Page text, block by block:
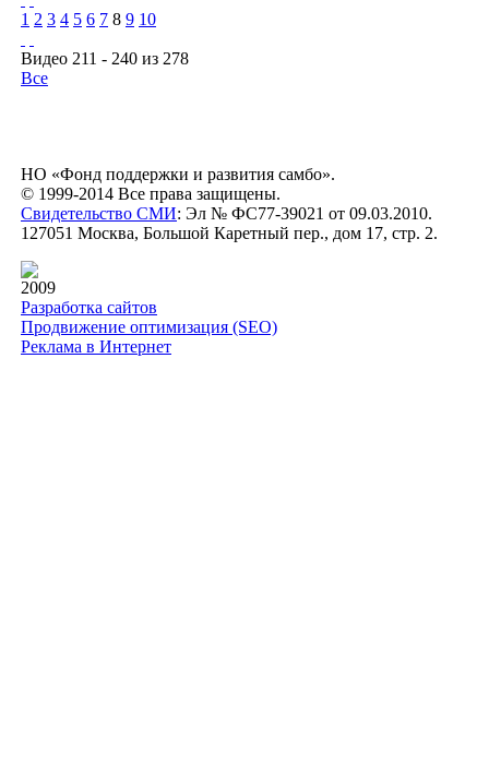
1 2 3 4 5 6 7 8 9 10
Видео 211 - 240 из 278
Все
НО «Фонд поддержки и развития самбо».
© 1999-2014 Все права защищены.
Свидетельство СМИ: Эл № ФС77-39021 от 09.03.2010.
127051 Москва, Большой Каретный пер., дом 17, стр. 2.
2009
Разработка сайтов
Продвижение оптимизация (SEO)
Реклама в Интернет